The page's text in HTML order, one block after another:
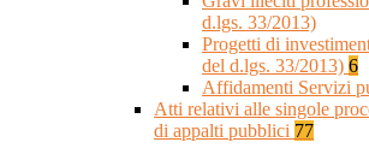
d.lgs. 33/2013)
Progetti di
del d.lgs. 33/2013) 6
Affidamenti Servizi
Atti relativi alle singole
di appalti pubblici 77